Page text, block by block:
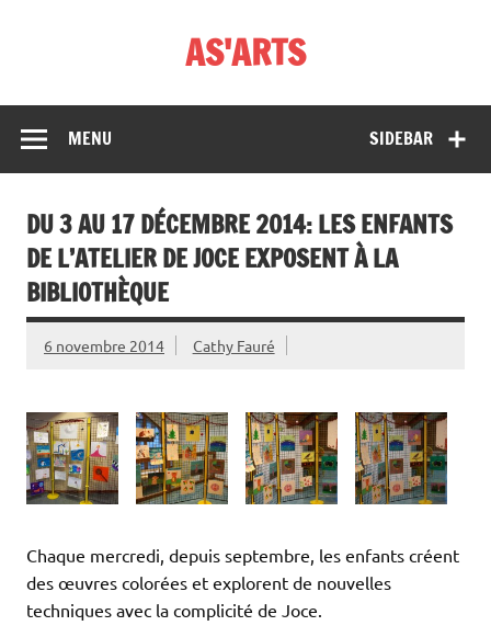
AS'ARTS
SIDEBAR
MENU
DU 3 AU 17 DÉCEMBRE 2014: LES ENFANTS
DE L’ATELIER DE JOCE EXPOSENT À LA
BIBLIOTHÈQUE
6 novembre 2014 Cathy Fauré
Chaque mercredi, depuis septembre, les enfants créent
des œuvres colorées et explorent de nouvelles
techniques avec la complicité de Joce.